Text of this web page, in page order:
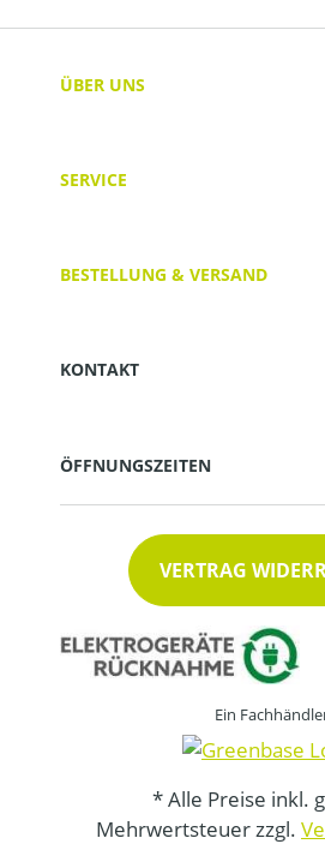
ÜBER UNS
SERVICE
BESTELLUNG & VERSAND
KONTAKT
ÖFFNUNGSZEITEN
VERTRAG
Ein
* Alle Preise inkl.
Mehrwertsteuer zzgl.